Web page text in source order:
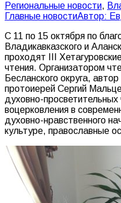
Pегиональные новости,
Главные новостиАвтор:
С 11 по 15 октября по
Владикавказского и
проходят III
чтения. Организатором
Бесланского округа,
протоиерей Сергий
духовно-
воцерковления в
духовно-нравственного
культуре, православные